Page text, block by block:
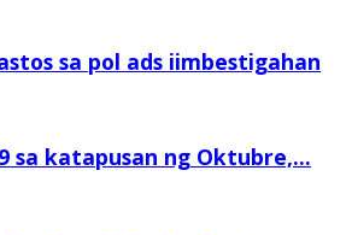
sa pol ads iimbestigahan
sa katapusan ng Oktubre,...